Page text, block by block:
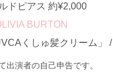
ドピアス 約¥2,000
BURTON
くしゅ髪クリーム」 /
演者の自己申告です。